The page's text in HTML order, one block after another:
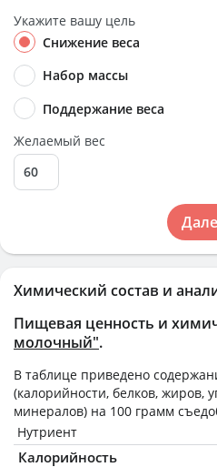
Химический состав и
Пищевая ценность и
молочный".
В таблице приведено
(калорийности, белков, жиров,
минералов) на 100 грамм
Нутриент
Калорийность
Укажите вашу цель
Снижение веса
Набор массы
Поддержание веса
Желаемый вес